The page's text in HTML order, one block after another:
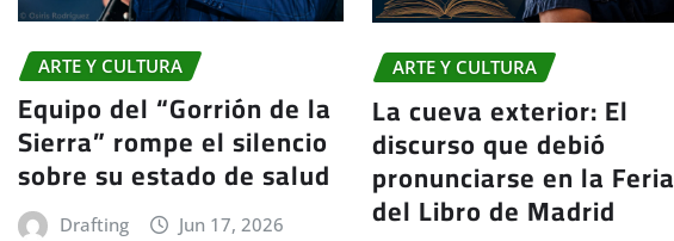
ARTE Y CULTURA
Equipo del “Gorrión de la
Sierra” rompe el silencio
sobre su estado de salud
Drafting
Jun 17, 2026
ARTE Y CULTURA
La cueva exterior: El
discurso que debió
pronunciarse en la Feria
del Libro de Madrid